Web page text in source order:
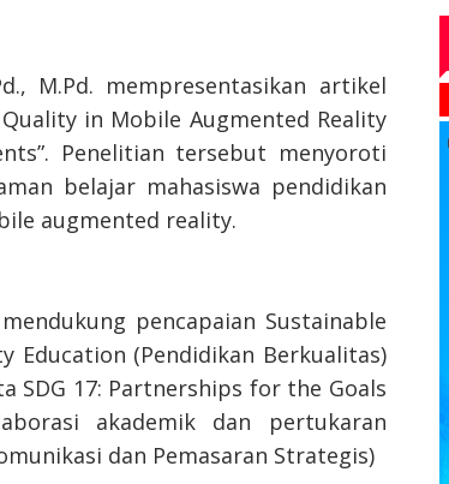
M.Pd. mempresentasikan artikel
in Mobile Augmented Reality
Penelitian tersebut menyoroti
belajar mahasiswa pendidikan
augmented reality.
pencapaian Sustainable
Education (Pendidikan Berkualitas)
SDG 17: Partnerships for the Goals
akademik dan pertukaran
dan Pemasaran Strategis)